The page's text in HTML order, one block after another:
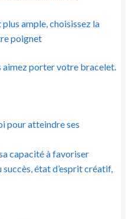
ample, choisissez la
poignet
aimez porter votre bracelet.
pour atteindre ses
capacité à favoriser
succès, état d’esprit créatif,